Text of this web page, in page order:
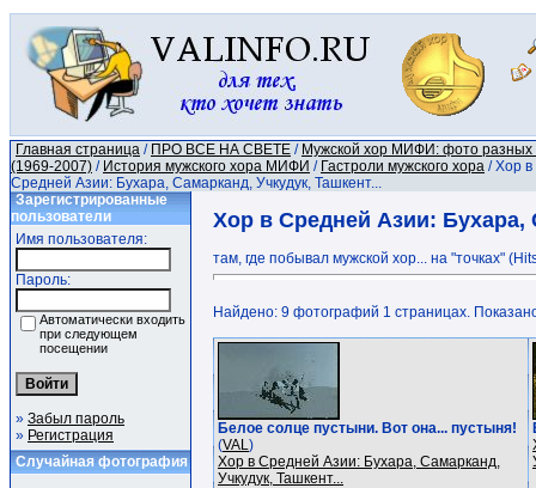
Главная страница / ПРО ВСЕ НА СВЕТЕ / Мужской хор МИФИ: фото разных
(1969-2007) / История мужского хора МИФИ / Гастроли мужского хора / Хор в
Средней Азии: Бухара, Самарканд, Учкудук, Ташкент...
Зарегистрированные
пользователи
Имя пользователя:
Пароль:
Автоматически входить
при следующем
посещении
» Забыл пароль
» Регистрация
Случайная фотография
Хор в Средней Азии: Бухара,
там, где побывал мужской хор... на "точках"
Найдено: 9 фотографий 1 страницах.
Белое солце пустыни. Вот она... пустыня!
(VAL)
Хор в Средней Азии: Бухара, Самарканд,
Учкудук, Ташкент...